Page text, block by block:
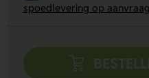
spoedlevering op aanvraag